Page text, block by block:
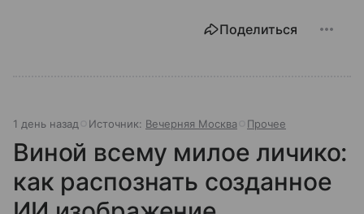
Поделиться
1 день назад Источник: Вечерняя Москва Прочее
Виной всему милое личико:
как распознать созданное